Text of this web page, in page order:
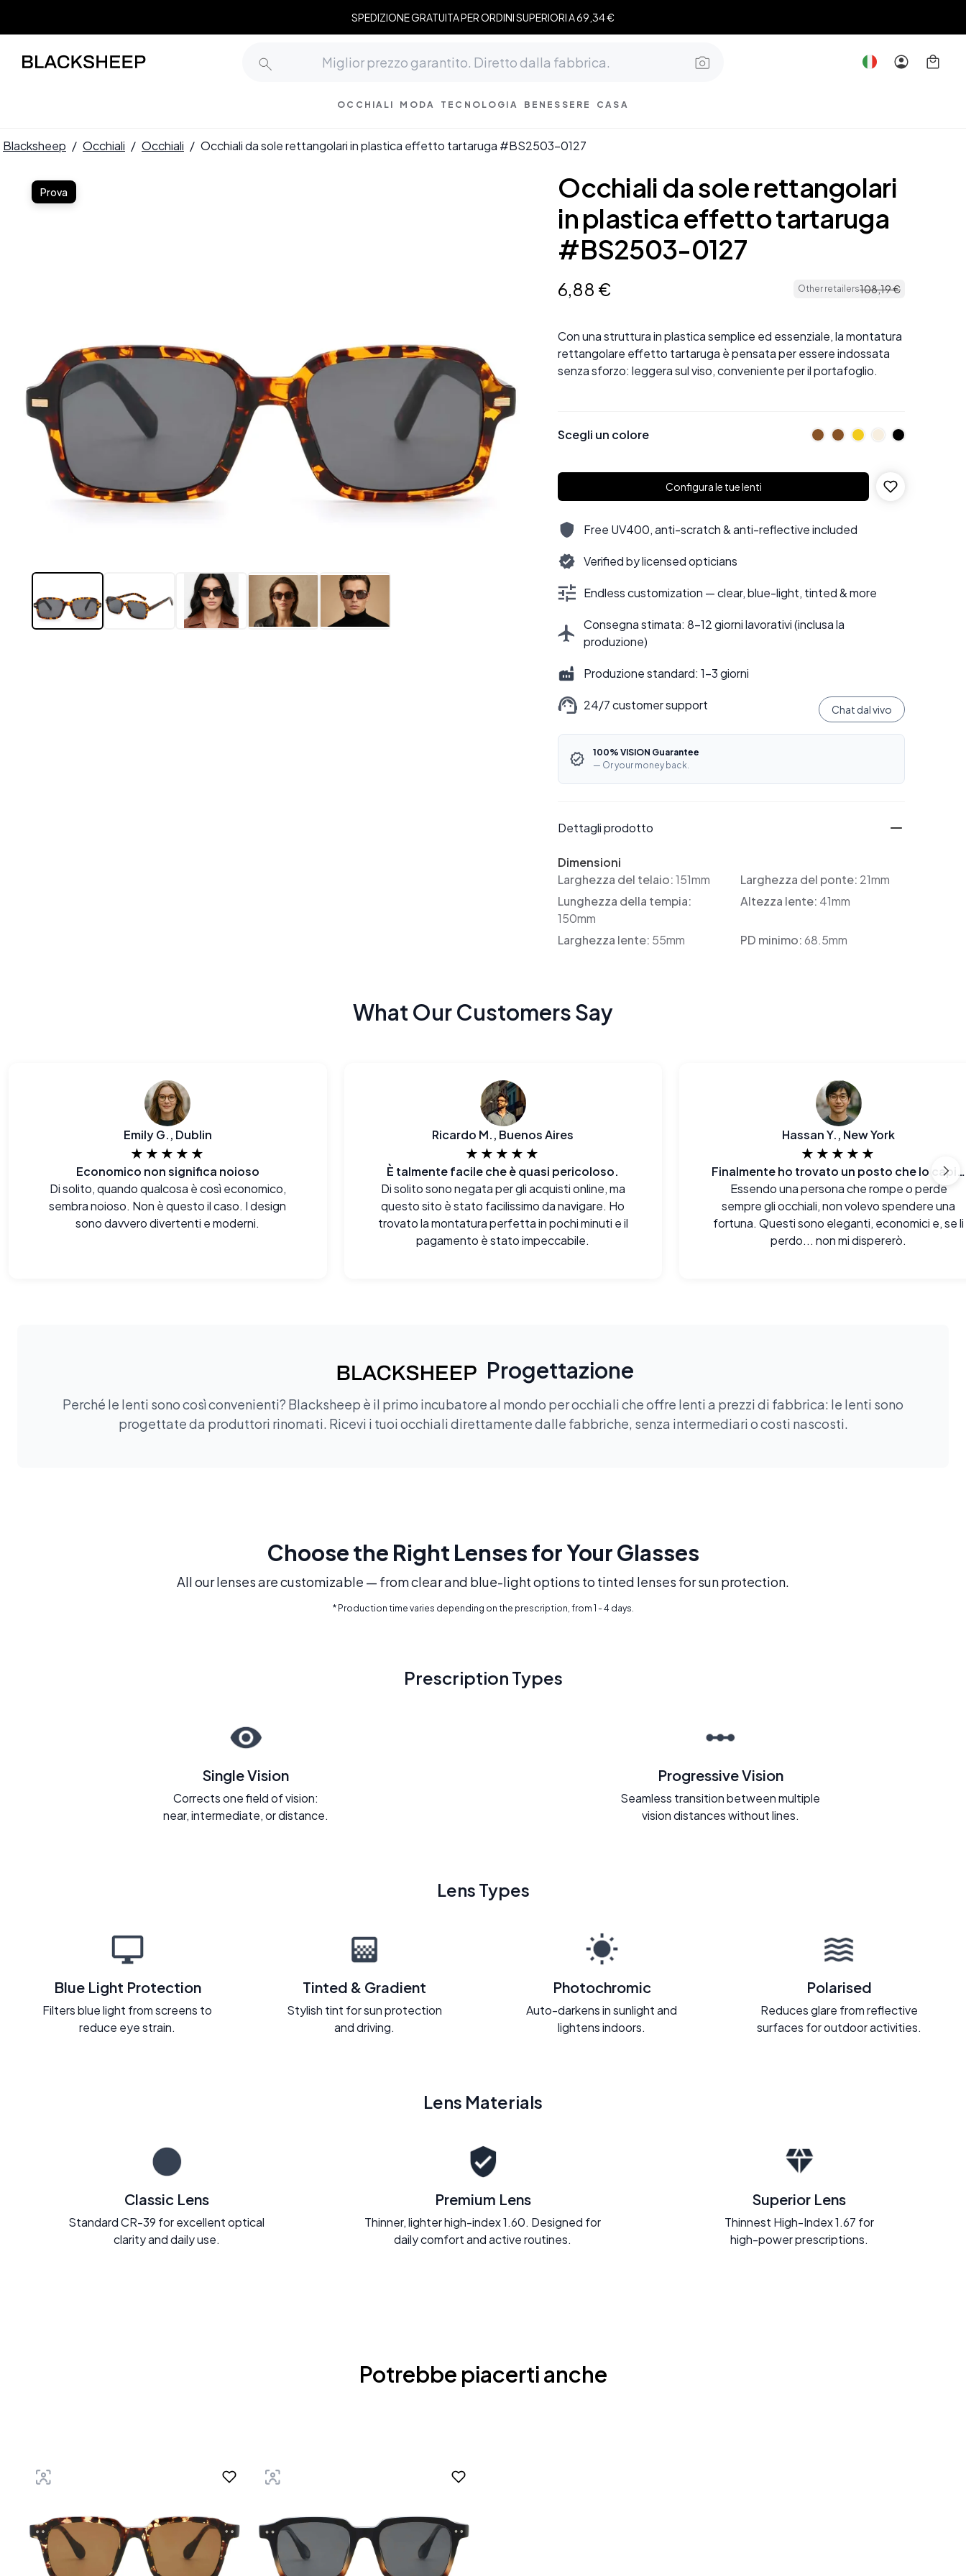
SPEDIZIONE GRATUITA PER ORDINI SUPERIORI A 69,34 €
OCCHIALI MODA TECNOLOGIA BENESSERE CASA
Blacksheep / Occhiali / Occhiali / Occhiali da sole rettangolari in plastica effetto tartaruga #BS2503-0127
Prova
Occhiali da sole rettangolari
in plastica effetto tartaruga
#BS2503-0127
6,88 € Other retailers108,19€
Con una struttura in plastica semplice ed essenziale, la montatura
rettangolare effetto tartaruga è pensata per essere indossata
senza sforzo: leggera sul viso, conveniente per il portafoglio.
Scegli un colore
Configura le tue lenti
Free UV400, anti-scratch & anti-reflective included
Verified by licensed opticians
Endless customization — clear, blue-light, tinted & more
Consegna stimata: 8–12 giorni lavorativi (inclusa la
produzione)
Produzione standard: 1–3 giorni
24/7 customer support Chat dal vivo
100% VISION Guarantee
— Or your money back.
Dettagli prodotto
Dimensioni
Larghezza del telaio:151mm Larghezza del ponte: 21mm
Lunghezza della tempia:
150mm
Altezza lente: 41mm
Larghezza lente: 55mm PD minimo:68.5mm
What Our Customers Say
Emily G., Dublin
★★★★★
Economico non significa noioso
Di solito, quando qualcosa è così economico,
sembra noioso. Non è questo il caso. I design
sono davvero divertenti e moderni.
Ricardo M., Buenos Aires
★★★★★
È talmente facile che è quasi pericoloso.
Di solito sono negata per gli acquisti online, ma
questo sito è stato facilissimo da navigare. Ho
trovato la montatura perfetta in pochi minuti e il
pagamento è stato impeccabile.
Hassan Y., New York
★★★★★
Finalmente ho trovato un posto che lo capisce
Essendo una persona che rompe o perde
sempre gli occhiali, non volevo spendere una
fortuna. Questi sono eleganti, economici e, se li
perdo... non mi dispererò.
Progettazione
Perché le lenti sono così convenienti? Blacksheep è il primo incubatore al mondo per occhiali che offre lenti a prezzi di fabbrica: le lenti sono
progettate da produttori rinomati. Ricevi i tuoi occhiali direttamente dalle fabbriche, senza intermediari o costi nascosti.
Choose the Right Lenses for Your Glasses
All our lenses are customizable — from clear and blue-light options to tinted lenses for sun protection.
* Production time varies depending on the prescription, from 1 - 4 days.
Prescription Types
Single Vision
Corrects one field of vision:
near, intermediate, or distance.
Progressive Vision
Seamless transition between multiple
vision distances without lines.
Lens Types
Blue Light Protection
Filters blue light from screens to
reduce eye strain.
Tinted & Gradient
Stylish tint for sun protection
and driving.
Photochromic
Auto-darkens in sunlight and
lightens indoors.
Polarised
Reduces glare from reflective
surfaces for outdoor activities.
Lens Materials
Classic Lens
Standard CR-39 for excellent optical
clarity and daily use.
Premium Lens
Thinner, lighter high-index 1.60. Designed for
daily comfort and active routines.
Superior Lens
Thinnest High-Index 1.67 for
high-power prescriptions.
Potrebbe piacerti anche